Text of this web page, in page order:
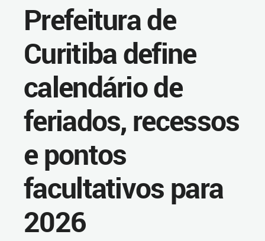
Prefeitura de
Curitiba define
calendário de
feriados, recessos
e pontos
facultativos para
2026